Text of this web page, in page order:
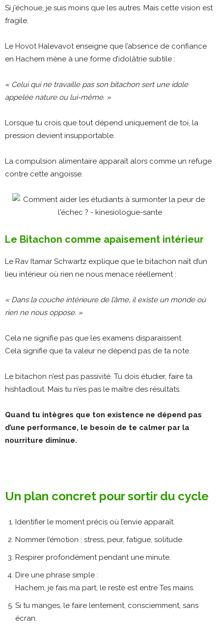
Si j’échoue, je suis moins que les autres. Mais cette vision est
fragile.
Le Hovot Halevavot enseigne que l’absence de confiance
en Hachem mène à une forme d’idolâtrie subtile :
« Celui qui ne travaille pas son bitachon sert une idole
appelée nature ou lui-même. »
Lorsque tu crois que tout dépend uniquement de toi, la
pression devient insupportable.
La compulsion alimentaire apparaît alors comme un refuge
contre cette angoisse.
Le Bitachon comme apaisement intérieur
Le Rav Itamar Schwartz explique que le bitachon naît d’un
lieu intérieur où rien ne nous menace réellement :
« Dans la couche intérieure de l’âme, il existe un monde où
rien ne nous oppose. »
Cela ne signifie pas que les examens disparaissent.
Cela signifie que ta valeur ne dépend pas de ta note.
Le bitachon n’est pas passivité. Tu dois étudier, faire ta
hishtadlout. Mais tu n’es pas le maître des résultats.
Quand tu intègres que ton existence ne dépend pas
d’une performance, le besoin de te calmer par la
nourriture diminue.
Un plan concret pour sortir du cycle
Identifier le moment précis où l’envie apparaît.
Nommer l’émotion : stress, peur, fatigue, solitude.
Respirer profondément pendant une minute.
Dire une phrase simple :
Hachem, je fais ma part, le reste est entre Tes mains.
Si tu manges, le faire lentement, consciemment, sans
écran.